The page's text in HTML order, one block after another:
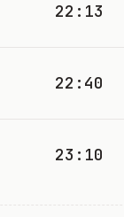
22:13
22:40
23:10